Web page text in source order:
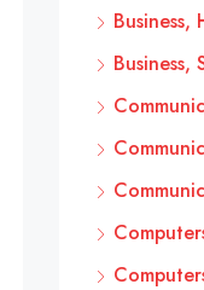
Business,
Business,